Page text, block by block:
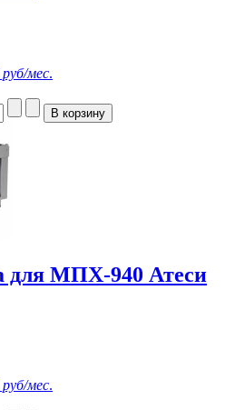
руб/мес.
для МПХ-940 Атеси
руб/мес.